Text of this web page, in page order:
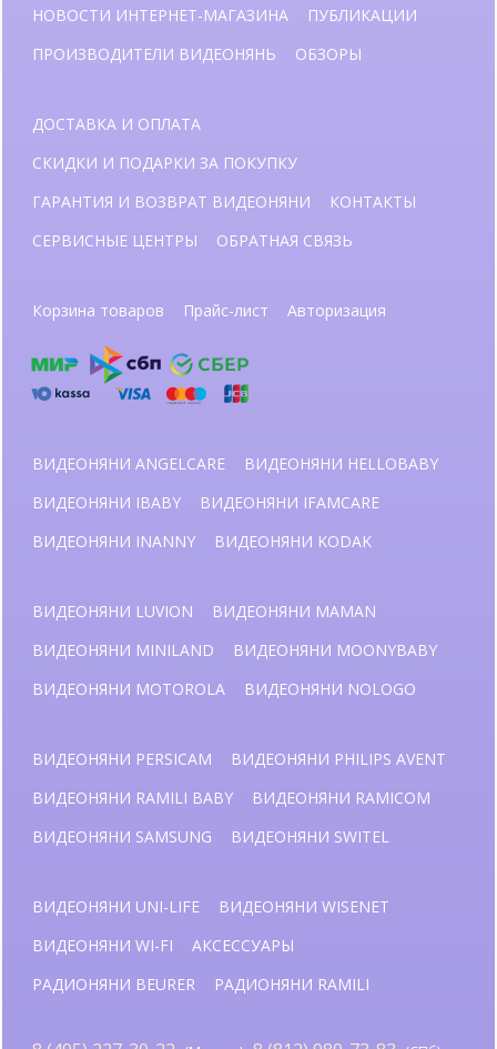
НОВОСТИ ИНТЕРНЕТ-МАГАЗИНА
ПУБЛИКАЦИИ
ПРОИЗВОДИТЕЛИ ВИДЕОНЯНЬ
ОБЗОРЫ
ДОСТАВКА И ОПЛАТА
СКИДКИ И ПОДАРКИ ЗА ПОКУПКУ
ГАРАНТИЯ И ВОЗВРАТ ВИДЕОНЯНИ
КОНТАКТЫ
СЕРВИСНЫЕ ЦЕНТРЫ
ОБРАТНАЯ СВЯЗЬ
Корзина товаров Прайс-лист Авторизация
ВИДЕОНЯНИ ANGELCARE
ВИДЕОНЯНИ HELLOBABY
ВИДЕОНЯНИ IBABY
ВИДЕОНЯНИ IFAMCARE
ВИДЕОНЯНИ INANNY
ВИДЕОНЯНИ KODAK
ВИДЕОНЯНИ LUVION
ВИДЕОНЯНИ MAMAN
ВИДЕОНЯНИ MINILAND
ВИДЕОНЯНИ MOONYBABY
ВИДЕОНЯНИ MOTOROLA
ВИДЕОНЯНИ NOLOGO
ВИДЕОНЯНИ PERSICAM
ВИДЕОНЯНИ PHILIPS AVENT
ВИДЕОНЯНИ RAMILI BABY
ВИДЕОНЯНИ RAMICOM
ВИДЕОНЯНИ SAMSUNG
ВИДЕОНЯНИ SWITEL
ВИДЕОНЯНИ UNI-LIFE
ВИДЕОНЯНИ WISENET
ВИДЕОНЯНИ WI-FI
АКСЕССУАРЫ
РАДИОНЯНИ BEURER
РАДИОНЯНИ RAMILI